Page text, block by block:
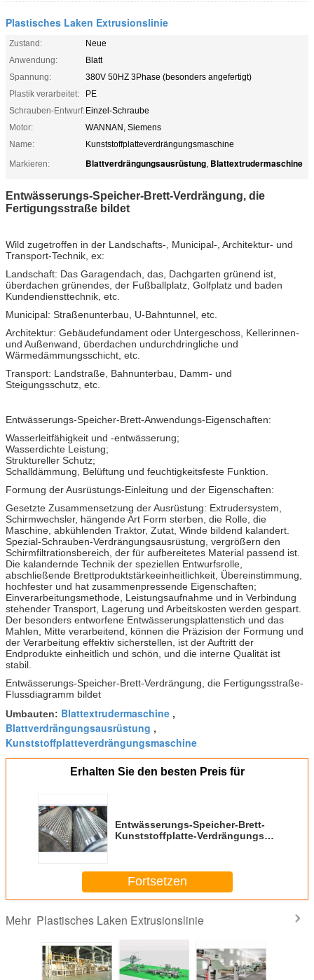
Plastisches Laken Extrusionslinie
Zustand:
Neue
Anwendung:
Blatt
Spannung:
380V 50HZ 3Phase (besonders angefertigt)
Plastik verarbeitet:
PE
Schrauben-Entwurf:Einzel-Schraube
Motor:
WANNAN, Siemens
Name:
Kunststoffplatteverdrängungsmaschine
Markieren:
Blattverdrängungsausrüstung, Blattextrudermaschine
Entwässerungs-Speicher-Brett-Verdrängung, die
Fertigungsstraße bildet
Wild zugetroffen in der Landschafts-, Municipal-, Architektur- und
Transport-Technik, ex:
Landschaft: Das Garagendach, das, Dachgarten grünend ist,
überdachen grünendes, der Fußballplatz, Golfplatz und baden
Kundendiensttechnik, etc.
Municipal: Straßenunterbau, U-Bahntunnel, etc.
Architektur: Gebäudefundament oder Untergeschoss, Kellerinnen-
und Außenwand, überdachen undurchdringliche und
Wärmedämmungsschicht, etc.
Transport: Landstraße, Bahnunterbau, Damm- und
Steigungsschutz, etc.
Entwässerungs-Speicher-Brett-Anwendungs-Eigenschaften:
Wasserleitfähigkeit und -entwässerung;
Wasserdichte Leistung;
Struktureller Schutz;
Schalldämmung, Belüftung und feuchtigkeitsfeste Funktion.
Formung der Ausrüstungs-Einleitung und der Eigenschaften:
Gesetzte Zusammensetzung der Ausrüstung: Extrudersystem,
Schirmwechsler, hängende Art Form sterben, die Rolle, die
Maschine, abkühlenden Traktor, Zutat, Winde bildend kalandert.
Spezial-Schrauben-Verdrängungsausrüstung, vergrößern den
Schirmfiltrationsbereich, der für aufbereitetes Material passend ist.
Die kalandernde Technik der speziellen Entwurfsrolle,
abschließende Brettproduktstärkeeinheitlichkeit, Übereinstimmung,
hochfester und hat zusammenpressende Eigenschaften;
Einverarbeitungsmethode, Leistungsaufnahme und in Verbindung
stehender Transport, Lagerung und Arbeitskosten werden gespart.
Der besonders entworfene Entwässerungsplattenstich und das
Mahlen, Mitte verarbeitend, können die Präzision der Formung und
der Verarbeitung effektiv sicherstellen, ist der Auftritt der
Endprodukte einheitlich und schön, und die interne Qualität ist
stabil.
Entwässerungs-Speicher-Brett-Verdrängung, die Fertigungsstraße-
Flussdiagramm bildet
Umbauten: Blattextrudermaschine ,
Blattverdrängungsausrüstung ,
Kunststoffplatteverdrängungsmaschine
Erhalten Sie den besten Preis für
Entwässerungs-Speicher-Brett-
Kunststoffplatte-Verdrängungs-
Fortsetzen
Mehr Plastisches Laken Extrusionslinie